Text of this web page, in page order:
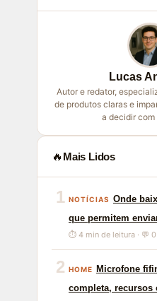
Lucas
Autor e redator,
de produtos claras e
a decidir
🔥 Mais Lidos
1 NOTÍCIAS Onde
que permitem
⏱ 4 min de leitura · 💬 0
2 HOME
Microfone
completa, recursos